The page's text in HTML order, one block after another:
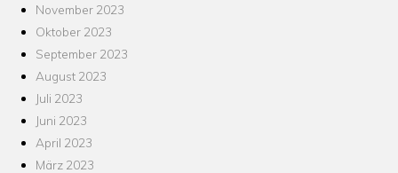
November 2023
Oktober 2023
September 2023
August 2023
Juli 2023
Juni 2023
April 2023
März 2023